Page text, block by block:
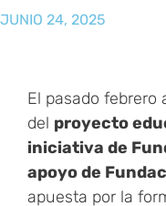
JUNIO 24, 2025
El pasado
del proyecto
iniciativa de
apoyo de
apuesta por la